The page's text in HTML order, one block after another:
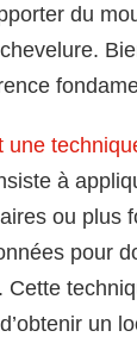
du
une
à
ou plus
pour
Cette
un